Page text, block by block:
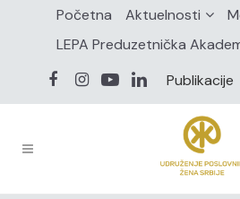
Početna Aktuelnosti
LEPA Preduzetnička
Publikacije